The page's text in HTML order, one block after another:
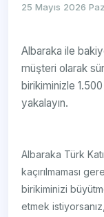
25 Mayıs 2026
Albaraka ile
müşteri olarak
birikiminizle
yakalayın.
Albaraka Türk
kaçırılmaması
birikiminizi
etmek